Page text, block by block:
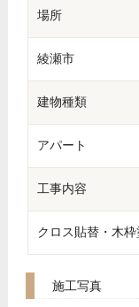
場所
綾瀬市
建物種類
アパート
工事内容
クロス貼替・木枠
施工写真